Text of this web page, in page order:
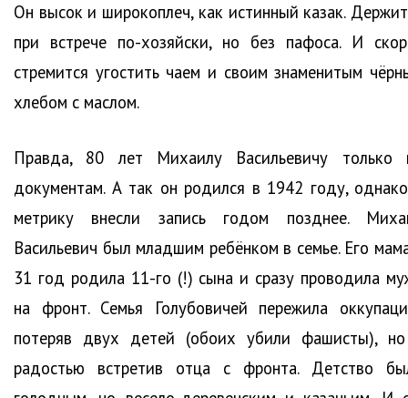
Он высок и широкоплеч, как истинный казак.
при встрече по-хозяйски, но без пафоса. И
стремится угостить чаем и своим знаменитым
хлебом с маслом.
Правда, 80 лет Михаилу Васильевичу только
документам. А так он родился в 1942 году,
метрику внесли запись годом позднее.
Васильевич был младшим ребёнком в семье. Его
31 год родила 11-го (!) сына и сразу проводила
на фронт. Семья Голубовичей пережила
потеряв двух детей (обоих убили фашисты),
радостью встретив отца с фронта. Детство